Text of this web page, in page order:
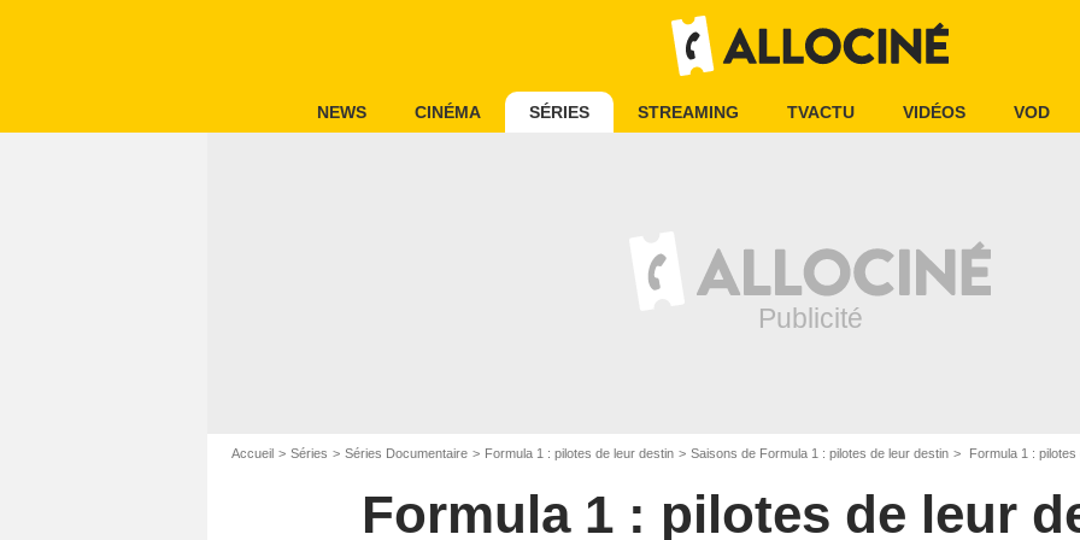
NEWS CINÉMA SÉRIES STREAMING TVACTU VIDÉOS VOD
Accueil Séries Séries Documentaire Formula 1 : pilotes de leur destin Saisons de Formula 1 : pilotes de leur destin Formula 1 :
Formula 1 : pilotes de leur